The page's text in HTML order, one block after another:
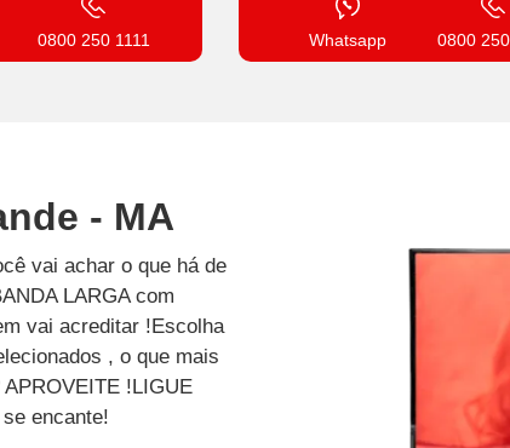
0800 250 1111 Whatsapp 0800
- MA
vai achar o que há de
LARGA com
vai acreditar !Escolha
, o que mais
!LIGUE
encante!